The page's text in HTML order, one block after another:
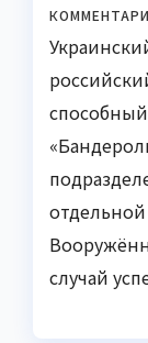
случай